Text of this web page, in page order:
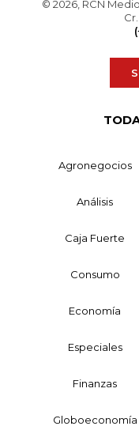
© 2026, RCN
Agronegocios
Análisis
Caja Fuerte
Consumo
Economía
Especiales
Finanzas
Globoeconomía